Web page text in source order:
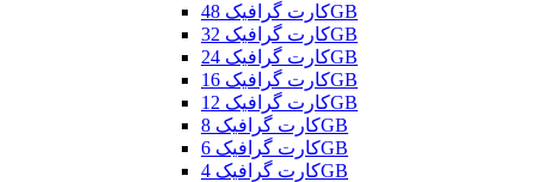
کارت گرافیک 48GB
کارت گرافیک 32GB
کارت گرافیک 24GB
کارت گرافیک 16GB
کارت گرافیک 12GB
کارت گرافیک 8GB
کارت گرافیک 6GB
کارت گرافیک 4GB